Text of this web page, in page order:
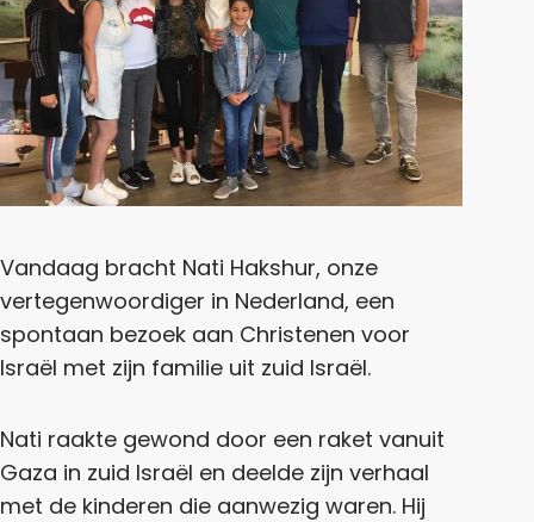
Vandaag bracht Nati Hakshur, onze
vertegenwoordiger in Nederland, een
spontaan bezoek aan Christenen voor
Israël met zijn familie uit zuid Israël.
Nati raakte gewond door een raket vanuit
Gaza in zuid Israël en deelde zijn verhaal
met de kinderen die aanwezig waren. Hij